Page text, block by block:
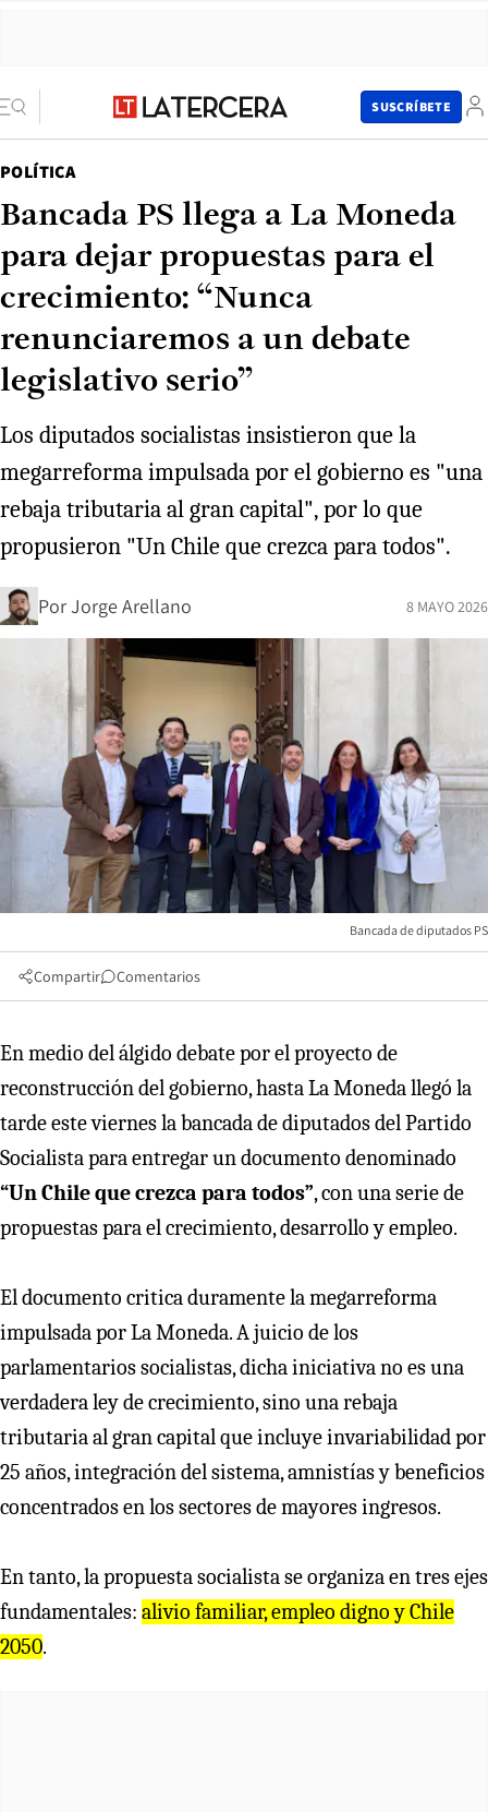
SUSCRÍBETE
POLÍTICA
Bancada PS llega a La Moneda
para dejar propuestas para el
crecimiento: “Nunca
renunciaremos a un debate
legislativo serio”
Los diputados socialistas insistieron que la
megarreforma impulsada por el gobierno es "una
rebaja tributaria al gran capital", por lo que
propusieron "Un Chile que crezca para todos".
PorJorge Arellano 8 MAYO 2026
Bancada de diputados PS
Compartir Comentarios
En medio del álgido debate por el proyecto de
reconstrucción del gobierno, hasta La Moneda llegó la
tarde este viernes la bancada de diputados del Partido
Socialista para entregar un documento denominado
“Un Chile que crezca para todos”, con una serie de
propuestas para el crecimiento, desarrollo y empleo.
El documento critica duramente la megarreforma
impulsada por La Moneda. A juicio de los
parlamentarios socialistas, dicha iniciativa no es una
verdadera ley de crecimiento, sino una rebaja
tributaria al gran capital que incluye invariabilidad por
25 años, integración del sistema, amnistías y beneficios
concentrados en los sectores de mayores ingresos.
En tanto, la propuesta socialista se organiza en tres ejes
fundamentales: alivio familiar, empleo digno y Chile
2050.